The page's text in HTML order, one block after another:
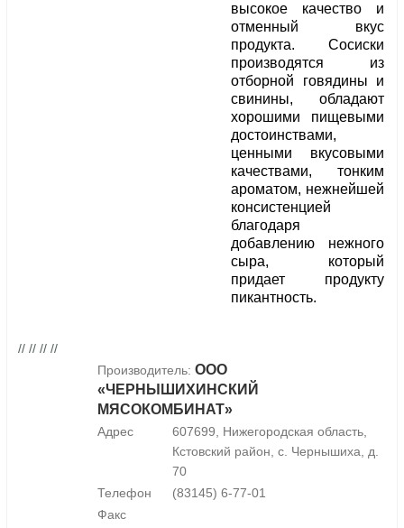
высокое качество и
отменный вкус
продукта. Сосиски
производятся из
отборной говядины и
свинины, обладают
хорошими пищевыми
достоинствами,
ценными вкусовыми
качествами, тонким
ароматом, нежнейшей
консистенцией
благодаря
добавлению нежного
сыра, который
придает продукту
пикантность.
// // // //
Производитель: ООО
«ЧЕРНЫШИХИНСКИЙ
МЯСОКОМБИНАТ»
Адрес
607699, Нижегородская область,
Кстовский район, с. Чернышиха, д.
70
Телефон
(83145) 6-77-01
Факс